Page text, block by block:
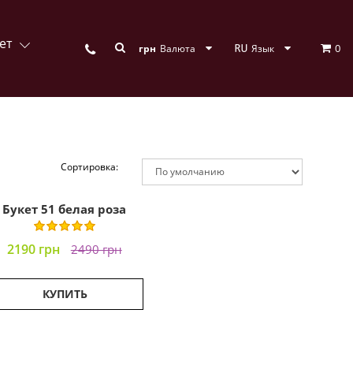
грн Валюта Язык 0
Сортировка:
Букет 51 белая роза
2190 грн 2490 грн
КУПИТЬ